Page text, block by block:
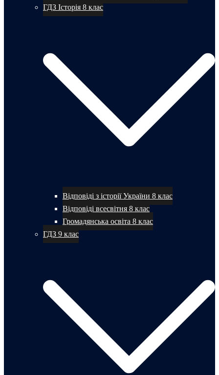
ГДЗ Історія 8 клас
Відповіді з історії України 8 клас
Відповіді всесвітня 8 клас
Громадянська освіта 8 клас
ГДЗ 9 клас